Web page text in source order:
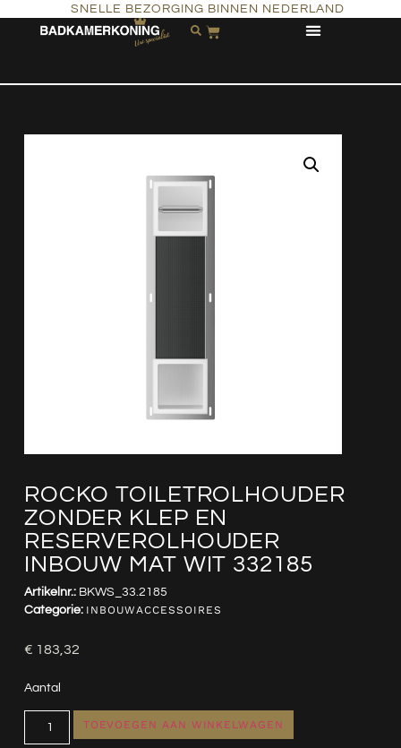
SNELLE BEZORGING BINNEN NEDERLAND
ROCKO TOILETROLHOUDER
ZONDER KLEP EN
RESERVEROLHOUDER
INBOUW MAT WIT 332185
Artikelnr.: BKWS_33.2185
Categorie: INBOUWACCESSOIRES
€ 183,32
Aantal
TOEVOEGEN AAN WINKELWAGEN